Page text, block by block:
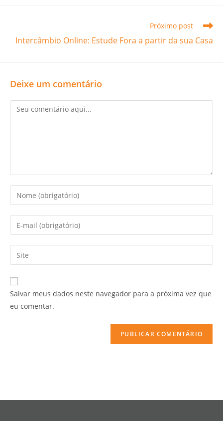
Próximo post
Intercâmbio Online: Estude Fora a partir da sua Casa
Deixe um comentário
Salvar meus dados neste navegador para a próxima vez que
eu comentar.